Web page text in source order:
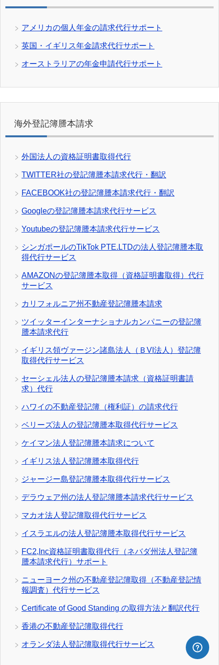
アメリカの個人年金の請求代行サポート
英国・イギリス年金請求代行サポート
オーストラリアの年金申請代行サポート
海外登記簿謄本請求
外国法人の資格証明書取得代行
TWITTER社の登記簿謄本請求代行・翻訳
FACEBOOK社の登記簿謄本請求代行・翻訳
Googleの登記簿謄本請求代行サービス
Youtubeの登記簿謄本請求代行サービス
シンガポールのTikTok PTE.LTDの法人登記簿謄本取
得代行サービス
AMAZONの登記簿謄本取得（資格証明書取得）代行
サービス
カリフォルニア州不動産登記簿謄本請求
ツイッターインターナショナルカンパニーの登記簿
謄本請求代行
イギリス領ヴァージン諸島法人（ＢVI法人）登記簿
取得代行サービス
セーシェル法人の登記簿謄本請求（資格証明書請
求）代行
ハワイの不動産登記簿（権利証）の請求代行
ベリーズ法人の登記簿謄本取得代行サービス
ケイマン法人登記簿謄本請求について
イギリス法人登記簿謄本取得代行
ジャージー島登記簿謄本取得代行サービス
デラウェア州の法人登記簿謄本請求代行サービス
マカオ法人登記簿取得代行サービス
イスラエルの法人登記簿謄本取得代行サービス
FC2,Inc資格証明書取得代行（ネバダ州法人登記簿
謄本請求代行）サポート
ニューヨーク州の不動産登記簿取得（不動産登記情
報調査）代行サービス
Certificate of Good Standing の取得方法と翻訳代行
香港の不動産登記簿取得代行
オランダ法人登記簿取得代行サービス